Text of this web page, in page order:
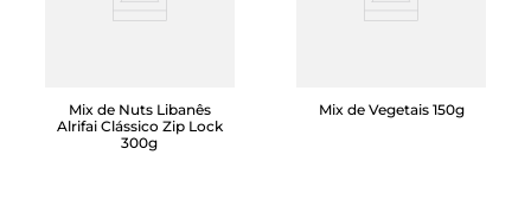
Mix de Nuts Libanês
Alrifai Clássico Zip Lock
300g
Mix de Vegetais 150g